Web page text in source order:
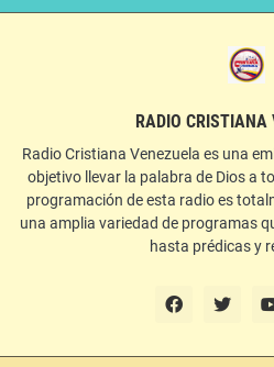
RADIO CRISTIANA
Radio Cristiana Venezuela es una
objetivo llevar la palabra de Dios a
programación de esta radio es
una amplia variedad de programas
hasta prédicas y